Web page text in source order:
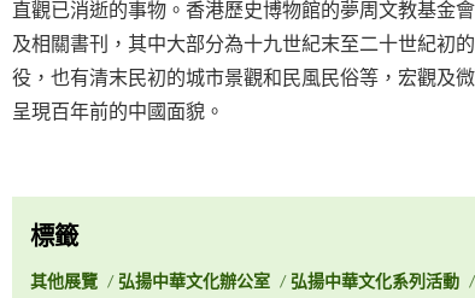
直觀已消逝的事物。香港歷史博物館的夢周文教基金
及相關書刊，其中大部分為十九世紀末至二十世紀初
役，也有清末民初的城市景觀和民風民俗等，宏觀及
呈現百年前的中國面貌。
標籤
其他展覽 / 弘揚中華文化辦公室 / 弘揚中華文化系列活動 /